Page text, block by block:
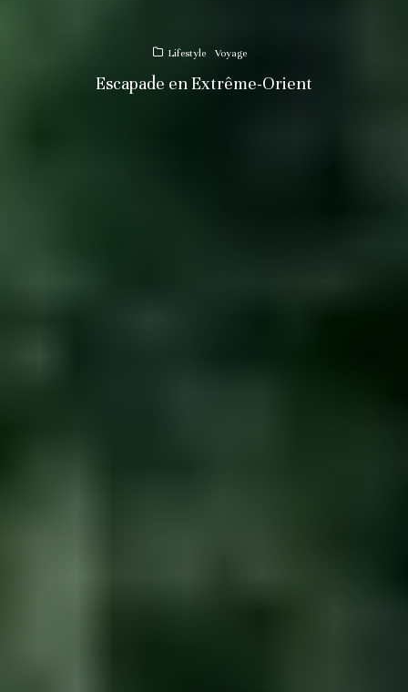
Lifestyle Voyage
Escapade en Extrême-Orient